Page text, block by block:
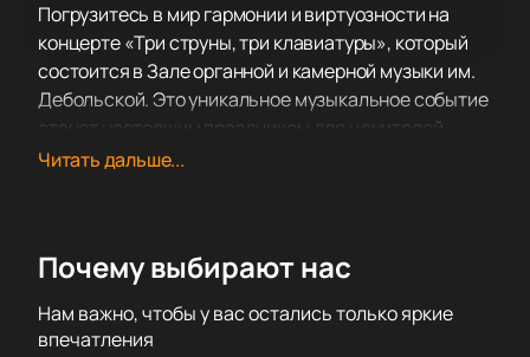
Погрузитесь в мир гармонии и виртуозности на
концерте «Три струны, три клавиатуры», который
состоится в Зале органной и камерной музыки им.
Дебольской. Это уникальное музыкальное событие
станет настоящим праздником для ценителей
классической музыки и тех, кто только начинает
каждый звук обретает особое значение. Благодаря
создаются идеальные условия для наслаждения
Читать дальше...
Почему выбирают нас
Нам важно, чтобы у вас остались только яркие
впечатления